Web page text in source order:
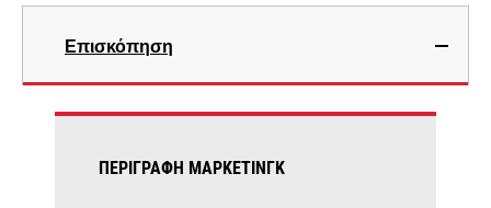
Επισκόπηση
ΠΕΡΙΓΡΑΦΉ ΜΆΡΚΕΤΙΝΓΚ